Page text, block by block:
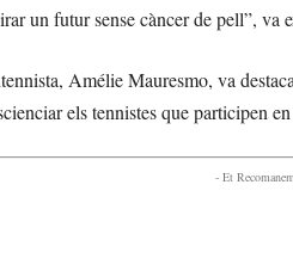
un futur sense càncer de pell”,
Amélie Mauresmo, va
els tennistes que participen
- Et